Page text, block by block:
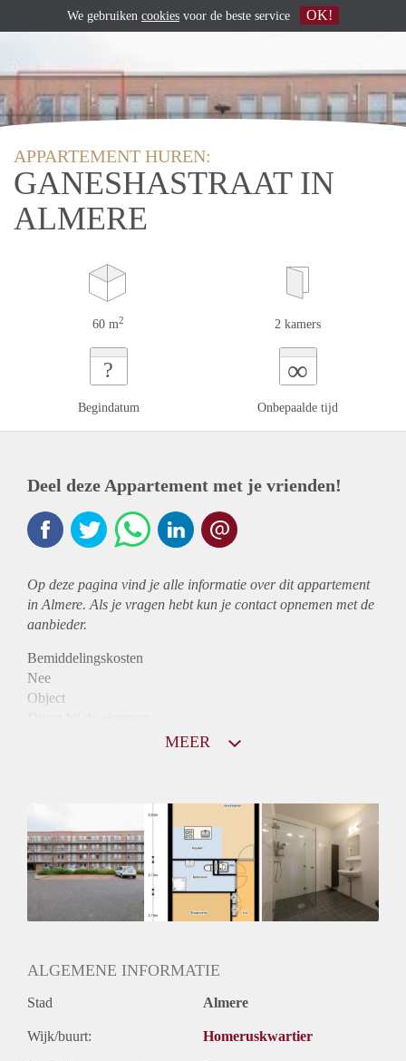
APPARTEMENT HUREN:
GANESHASTRAAT IN
ALMERE
60 m2 2 kamers
?
Begindatum
∞
Onbepaalde tijd
Deel deze Appartement met je vrienden!
Op deze pagina vind je alle informatie over ditappartement
in Almere. Als je vragen hebt kun je contact opnemen met de
aanbieder.
Bemiddelingskosten
Nee
Object
Niet mogelijk
Inkomen eis
2,8 X Maandhuur Bruto
Onbepaalde termijn
MEER
ALGEMENE INFORMATIE
Stad Almere
Wijk/buurt: Homeruskwartier
We gebruiken cookies voor de beste service OK!